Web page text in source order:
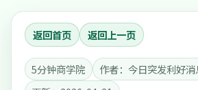
返回首页 返回上一页
5分钟商学院
作者：今日突发利好消